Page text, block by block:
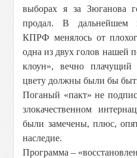
выборах я за Зюганова
продал. В дальнейшем
КПРФ менялось от
одна из двух голов нашей
клоун», вечно
цвету должны были бы
Поганый «пакт» не
злокачественном
были замечены, плюс,
наследие.
Программа –